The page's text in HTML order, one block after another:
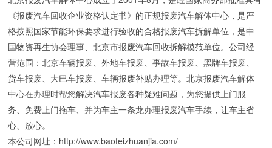
《报废汽车回收企业资格认定书》的正规报废汽车解体中心，是严
格按照国家节能环保要求进行验收的合格报废汽车拆解单位，是中
国物资再生协会理事、北京市报废汽车回收拆解模范单位。公司经
营范围：北京车辆报废、外地车报废、事故车报废、黑牌车报废、
货车报废、 大巴车报废、车辆报废补贴办理等。北京报废汽车解体
中心在办理时帮您解决汽车报废各种疑难问题，为您提供上门服
务、免费上门拖车、并为车主一条龙办理报废汽车手续，让车主省
心、放心。
本公司网址：http://www.baofeizhuanjia.com/